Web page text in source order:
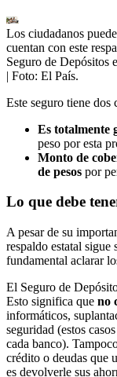
Los ciudadanos
cuentan con este
Seguro de Depósitos
| Foto: El País.
Este seguro tiene dos
Es totalmente
peso por esta
Monto de
de pesos por
Lo que debe
A pesar de su
respaldo estatal sigue
fundamental aclarar
El Seguro de
Esto significa que no
informáticos,
seguridad (estos
cada banco).
crédito o deudas que
es devolverle sus